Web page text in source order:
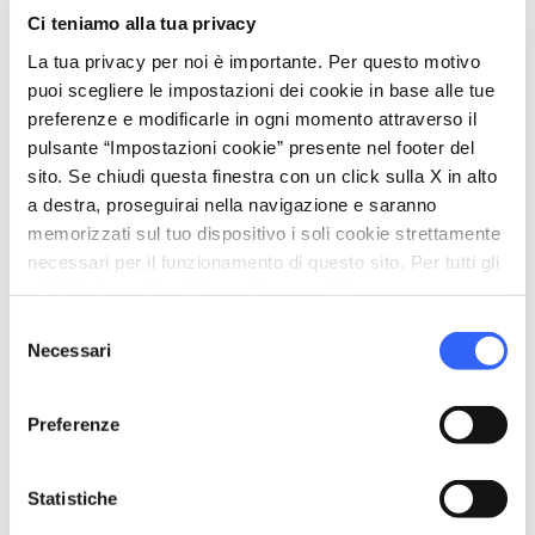
Ci teniamo alla tua privacy
La tua privacy per noi è importante. Per questo motivo
puoi scegliere le impostazioni dei cookie in base alle tue
preferenze e modificarle in ogni momento attraverso il
pulsante “Impostazioni cookie” presente nel footer del
sito. Se chiudi questa finestra con un click sulla X in alto
a destra, proseguirai nella navigazione e saranno
memorizzati sul tuo dispositivo i soli cookie strettamente
necessari per il funzionamento di questo sito. Per tutti gli
delNecessari
Preferenze
Statistiche
map Mostra su mappa